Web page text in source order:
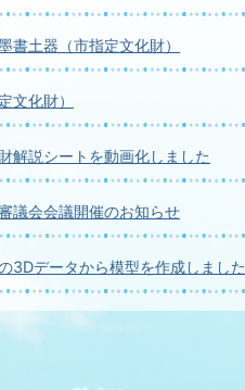
書土器（市指定文化財）
文化財）
解説シートを動画化しました
議会会議開催のお知らせ
3Dデータから模型を作成しました